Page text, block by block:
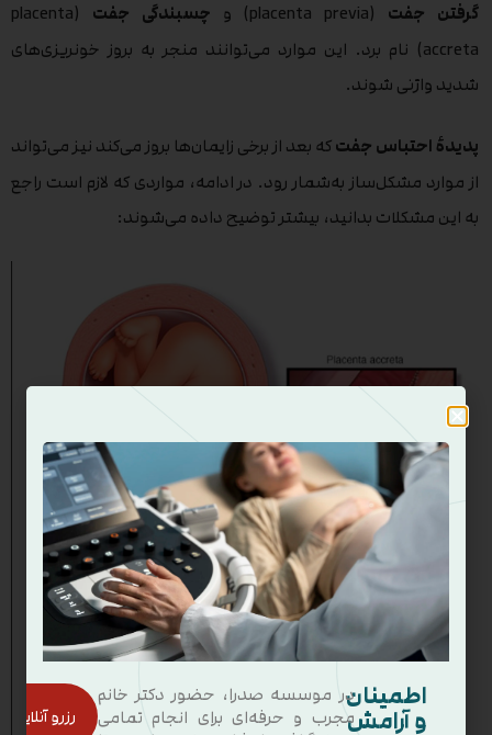
گرفتن جفت (placenta previa) و چسبندگی جفت
(placenta
accreta) نام برد. این موارد می‌توانند منجر به بروز خونریزی‌های
شدید واژنی شوند.
پدیدۀ احتباس جفتکه بعد از برخی زایمان‌ها بروز می‌کند نیز می‌تواند
از موارد مشکل‌ساز به‌شمار رود. در ادامه، مواردی که لازم است راجع
به این مشکلات بدانید، بیشتر توضیح داده می‌شوند:
اطمینان
و آرامش
در موسسه صدرا، حضور دکتر خانم
مجرب و حرفه‌ای برای انجام تمامی
رزرو آنلاین